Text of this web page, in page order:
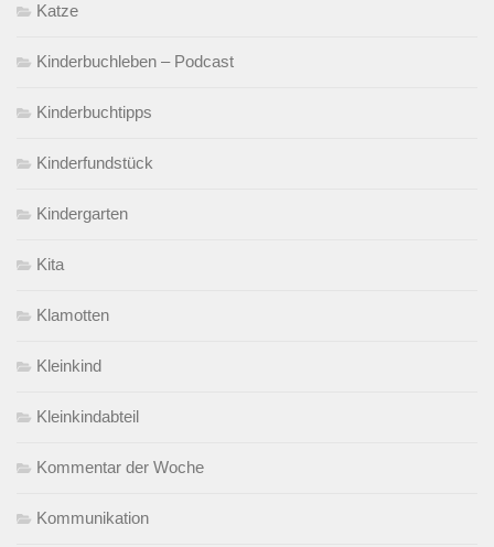
Katze
Kinderbuchleben – Podcast
Kinderbuchtipps
Kinderfundstück
Kindergarten
Kita
Klamotten
Kleinkind
Kleinkindabteil
Kommentar der Woche
Kommunikation